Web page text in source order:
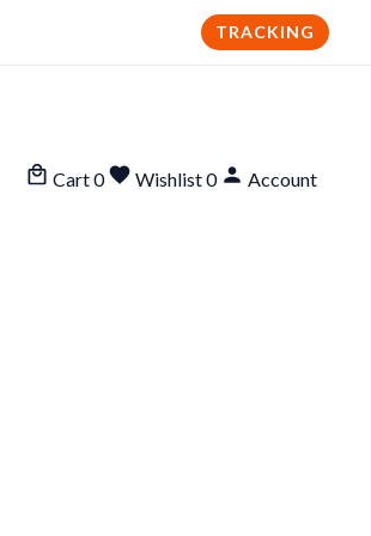
TRACKING
Cart0 Wishlist0 Account